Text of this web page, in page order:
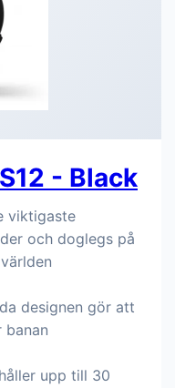
- Black
viktigaste
och doglegs på
designen gör att
banan
upp till 30